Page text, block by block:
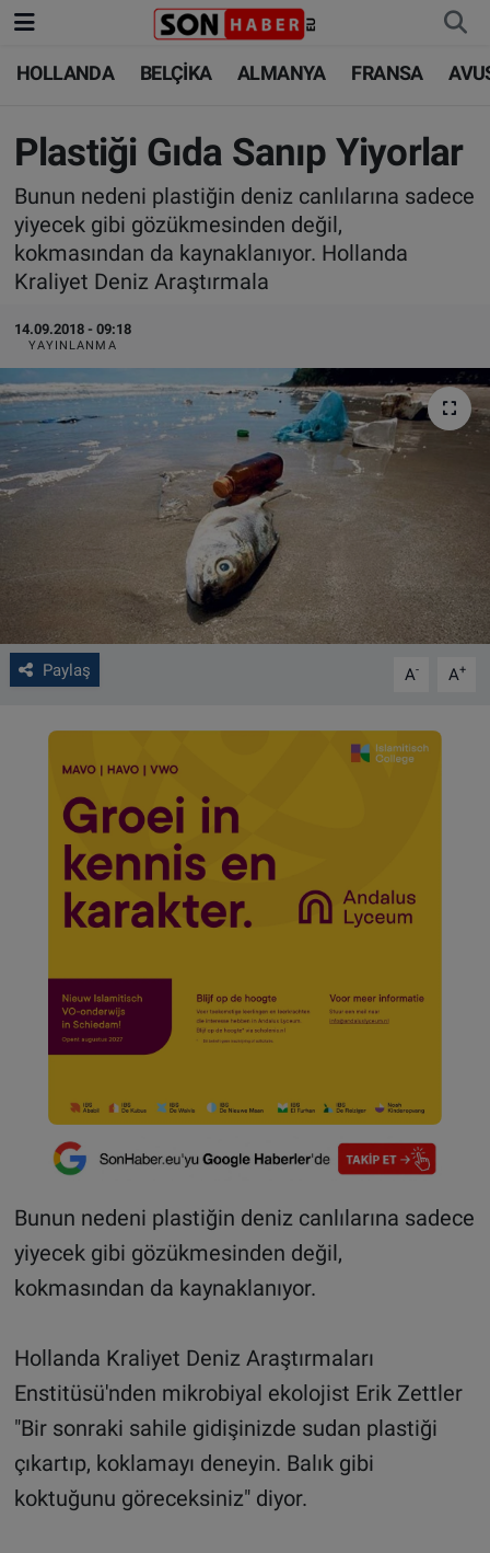
HOLLANDA BELÇİKA ALMANYA FRANSA
Plastiği Gıda Sanıp Yiyorlar
Bunun nedeni plastiğin deniz canlılarına sadece
yiyecek gibi gözükmesinden değil,
kokmasından da kaynaklanıyor. Hollanda
Kraliyet Deniz Araştırmala
14.09.2018 - 09:18
YAYINLANMA
Paylaş A- A+
Bunun nedeni plastiğin deniz canlılarına sadece
yiyecek gibi gözükmesinden değil,
kokmasından da kaynaklanıyor.
Hollanda Kraliyet Deniz Araştırmaları
Enstitüsü'nden mikrobiyal ekolojist Erik Zettler
"Bir sonraki sahile gidişinizde sudan plastiği
çıkartıp, koklamayı deneyin. Balık gibi
koktuğunu göreceksiniz" diyor.
HOLLANDA
BELÇİKA
ALMANYA
FRANSA
SAĞLIK - YAŞAM
BİLİM-TEKNOLOJİ
HOLLANDA
BELÇİKA
ALMANYA
TÜRKİYE
BİLİM-TEKNOLOJİ
SAĞLIK
FOTO GALERİ
ALGEMENE VOORWAARDEN
CONTACT
Nöbetçi Eczaneler
Hava Durumu
Trafik Durumu
Süper Lig Puan Durumu ve Fikstür
Son Dakika Haberleri
Haber Arşivi